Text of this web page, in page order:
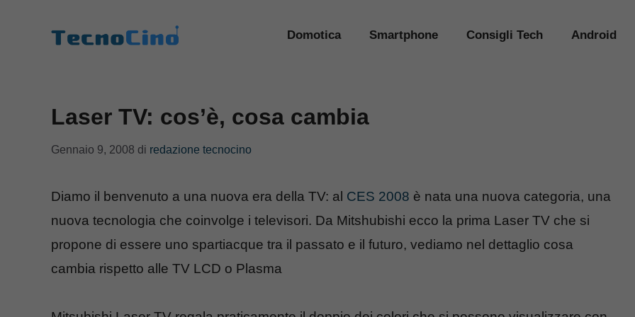
Domotica Smartphone Consigli Tech Android
Laser TV: cos’è, cosa cambia
Gennaio 9, 2008 di redazione tecnocino
Diamo il benvenuto a una nuova era della TV: al CES 2008 è nata una nuova categoria, una
nuova tecnologia che coinvolge i televisori. Da Mitshubishi ecco la prima Laser TV che si
propone di essere uno spartiacque tra il passato e il futuro, vediamo nel dettaglio cosa
cambia rispetto alle TV LCD o Plasma